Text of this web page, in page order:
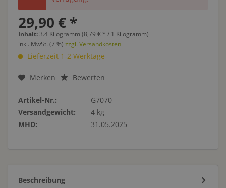
29,90 € *
Inhalt: 3.4 Kilogramm (8,79 € * / 1 Kilogramm)
inkl. MwSt. (7 %) zzgl. Versandkosten
Lieferzeit 1-2 Werktage
Merken Bewerten
Artikel-Nr.:
G7070
Versandgewicht:
4 kg
MHD:
31.05.2025
Beschreibung